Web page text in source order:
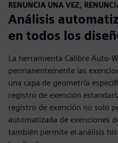
RENUNCIA UNA VEZ,
Análisis
en todos los
La herramienta Calibre Auto-
permanentemente las
una capa de geometría
registro de exención
registro de exención no solo
automatizada de exenciones
también permite el análisis